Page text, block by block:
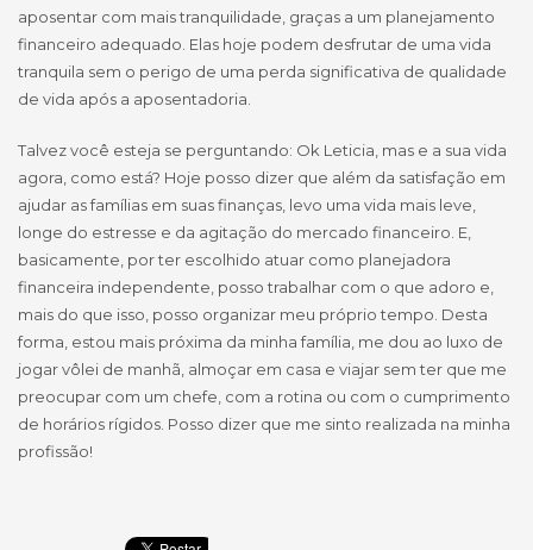
aposentar com mais tranquilidade, graças a um planejamento
financeiro adequado. Elas hoje podem desfrutar de uma vida
tranquila sem o perigo de uma perda significativa de qualidade
de vida após a aposentadoria.
Talvez você esteja se perguntando: Ok Leticia, mas e a sua vida
agora, como está? Hoje posso dizer que além da satisfação em
ajudar as famílias em suas finanças, levo uma vida mais leve,
longe do estresse e da agitação do mercado financeiro. E,
basicamente, por ter escolhido atuar como planejadora
financeira independente, posso trabalhar com o que adoro e,
mais do que isso, posso organizar meu próprio tempo. Desta
forma, estou mais próxima da minha família, me dou ao luxo de
jogar vôlei de manhã, almoçar em casa e viajar sem ter que me
preocupar com um chefe, com a rotina ou com o cumprimento
de horários rígidos. Posso dizer que me sinto realizada na minha
profissão!